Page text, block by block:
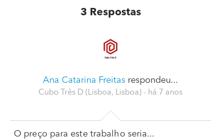
3 Respostas
Ana Catarina Freitas respondeu...
Cubo Três D (Lisboa, Lisboa) - há 7 anos
O preço para este trabalho seria...